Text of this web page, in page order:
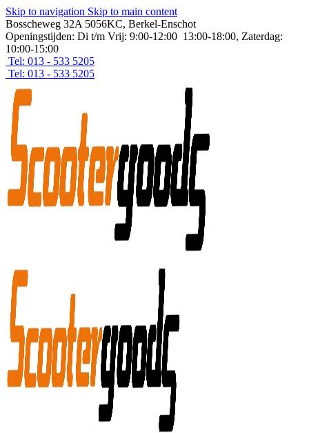
Skip to navigation Skip to main content
Bosscheweg 32A 5056KC, Berkel-Enschot
Openingstijden: Di t/m Vrij: 9:00-12:00 13:00-18:00, Zaterdag:
10:00-15:00
Tel: 013 - 533 5205
Tel: 013 - 533 5205